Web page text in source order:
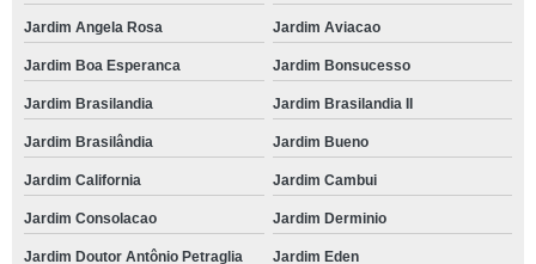
Jardim Angela Rosa Jardim Aviacao
Jardim Boa Esperanca Jardim Bonsucesso
Jardim Brasilandia Jardim Brasilandia II
Jardim Brasilândia Jardim Bueno
Jardim California Jardim Cambui
Jardim Consolacao Jardim Derminio
Jardim Doutor Antônio Petraglia Jardim Eden